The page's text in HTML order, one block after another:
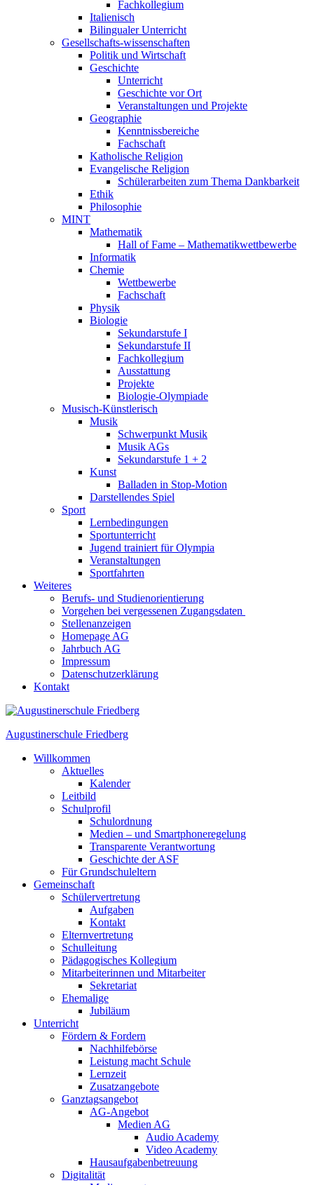
Fachkollegium
Italienisch
Bilingualer Unterricht
Gesellschafts-wissenschaften
Politik und Wirtschaft
Geschichte
Unterricht
Geschichte vor Ort
Veranstaltungen und Projekte
Geographie
Kenntnissbereiche
Fachschaft
Katholische Religion
Evangelische Religion
Schülerarbeiten zum Thema Dankbarkeit
Ethik
Philosophie
MINT
Mathematik
Hall of Fame – Mathematikwettbewerbe
Informatik
Chemie
Wettbewerbe
Fachschaft
Physik
Biologie
Sekundarstufe I
Sekundarstufe II
Fachkollegium
Ausstattung
Projekte
Biologie-Olympiade
Musisch-Künstlerisch
Musik
Schwerpunkt Musik
Musik AGs
Sekundarstufe 1 + 2
Kunst
Balladen in Stop-Motion
Darstellendes Spiel
Sport
Lernbedingungen
Sportunterricht
Jugend trainiert für Olympia
Veranstaltungen
Sportfahrten
Weiteres
Berufs- und Studienorientierung
Vorgehen bei vergessenen Zugangsdaten
Stellenanzeigen
Homepage AG
Jahrbuch AG
Impressum
Datenschutzerklärung
Kontakt
Augustinerschule Friedberg
Willkommen
Aktuelles
Kalender
Leitbild
Schulprofil
Schulordnung
Medien – und Smartphoneregelung
Transparente Verantwortung
Geschichte der ASF
Für Grundschuleltern
Gemeinschaft
Schülervertretung
Aufgaben
Kontakt
Elternvertretung
Schulleitung
Pädagogisches Kollegium
Mitarbeiterinnen und Mitarbeiter
Sekretariat
Ehemalige
Jubiläum
Unterricht
Fördern & Fordern
Nachhilfebörse
Leistung macht Schule
Lernzeit
Zusatzangebote
Ganztagsangebot
AG-Angebot
Medien AG
Audio Academy
Video Academy
Hausaufgabenbetreuung
Digitalität